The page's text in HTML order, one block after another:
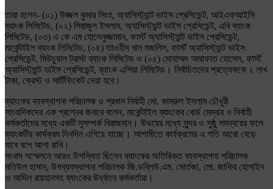
তারা হলেন- (০১) উজ্জল কুমার সিংহ, অ্যাসিস্ট্যান্ট ভাইস প্রেসিডেন্ট, আইএফআইসি
ব্যাংক লিমিটেড, (০২) সিরাজুল ইসলাম, অ্যাসিস্ট্যান্ট ভাইস প্রেসিডেন্ট, এবি ব্যাংক
লিমিটেড, (০৩) এ কে এম হোসেনুজ্জামান, ফার্স্ট অ্যাসিস্ট্যান্ট ভাইস প্রেসিডেন্ট,
মার্কেন্টাইল ব্যাংক লিমিটেড, (০৪) তাওহীদ খান মজলিস, ফার্স্ট অ্যাসিস্ট্যান্ট ভাইস
প্রেসিডেন্ট, মিউচুয়াল ট্রাস্ট ব্যাংক লিমিটেড ও (০৫) মোহাম্মদ আরাফাত হোসেন, ফার্স্ট
অ্যাসিস্ট্যান্ট ভাইস প্রেসিডেন্ট, ব্যাংক এশিয়া লিমিটেড। নির্বাচিতদের প্রত্যেককে ২ লাখ
টাকা, ক্রেস্ট ও সার্টিফিকেট দেয়া হবে।
ব্যাংকের ব্যবস্থাপনা পরিচালক ও প্রধান নির্বাহী মো. কামরুল ইসলাম চৌধুরী
সাংবাদিকদের এক প্রশ্নের জবাবে বলেন, মার্কেন্টাইল ব্যাংকের বোর্ড মেম্বার ও নির্বাহী
কর্মকর্তাদের মধ্যে একটি সুসম্পর্ক বিরাজমান। উভয়ের মধ্যে সুন্দর ও সুষ্ঠু সমন্বয়ের ফলে
ব্যাংকটির কার্যক্রম দিনদিন এগিয়ে যাচ্ছে। আগামীতে কার্যক্রমের এ গতি আরো বেড়ে
যাবে বলে আশা রাখি।
সংবাদ সম্মেলনে আরও উপস্থিত ছিলেন ব্যাংকের অতিরিক্ত ব্যবস্থাপনা পরিচালক
মতিউল হাসান, উপব্যবস্থাপনা পরিচালক জি.ডব্লিউ.এম. মোর্তজা, মো. জাকির হোসাইন
ও আদিল রায়হানসহ ব্যাংকের ঊর্ধ্বতন কর্মকর্তারা।